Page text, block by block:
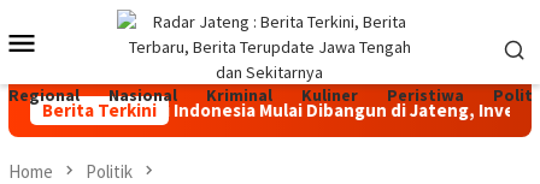
to
Mobile
Menu
Regional Nasional Kriminal Kuliner Peristiwa
Berita Terkini
Terbesar di Indonesia Mulai Dibangun di Jateng, Investasi
Home Politik